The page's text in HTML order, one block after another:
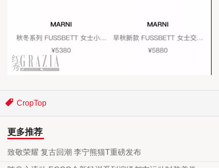
CropTop
更多推荐
致敬荣耀 复古回潮 李宁熊猫T重磅发布